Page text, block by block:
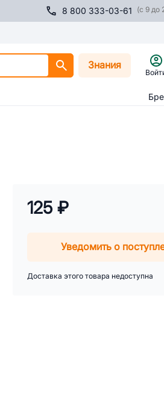
8 800 333-03-61 (с 9 до
Знания
125 ₽
Уведомить о
Доставка этого товара недоступна